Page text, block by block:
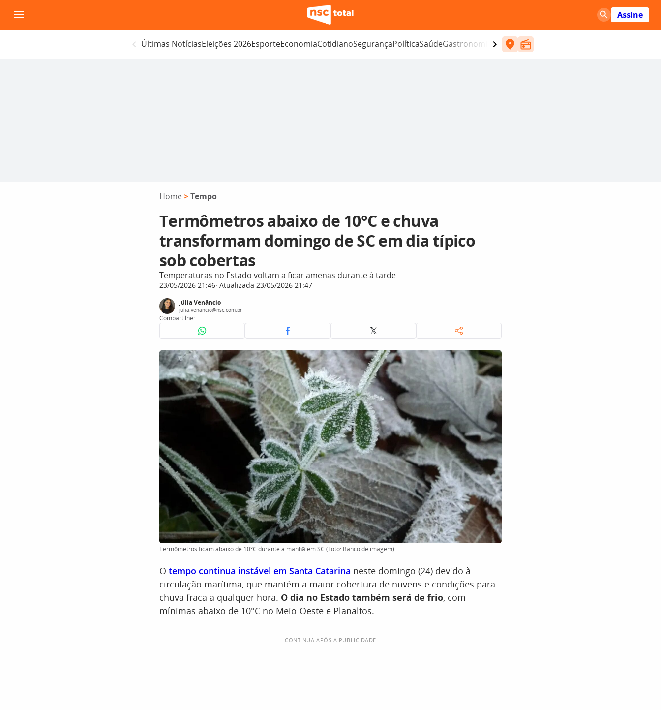
para
o
Assine
Últimas NotíciasEleições 2026EsporteEconomiaCotidianoSegurançaPolíticaSaúdeGastronomia Entretenimento
Home >Tempo
Termômetros abaixo de 10°C e chuva
transformam domingo de SC em dia típico
sob cobertas
Temperaturas no Estado voltam a ficar amenas durante à tarde
23/05/2026 21:46 Atualizada 23/05/2026 21:47
Júlia Venâncio
julia.venancio@nsc.com.br
Compartilhe:
Termômetros ficam abaixo de 10°C durante a manhã em SC (Foto: Banco de imagem)
O tempo continua instável em Santa Catarina neste domingo (24) devido à
circulação marítima, que mantém a maior cobertura de nuvens e condições para
chuva fraca a qualquer hora. O dia no Estado também será de frio, com
mínimas abaixo de 10°C no Meio-Oeste e Planaltos.
CONTINUA APÓS A PUBLICIDADE